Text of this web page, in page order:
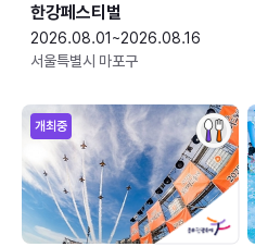
한강페스티벌
2026.08.01~2026.08.16
서울특별시 마포구
개최중